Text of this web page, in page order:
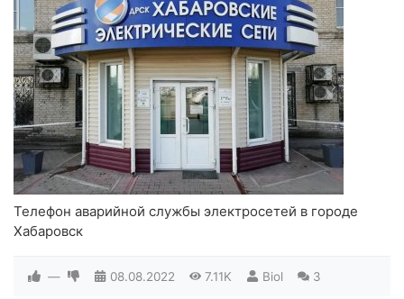
Телефон аварийной службы электросетей в городе
Хабаровск
— 08.08.2022 7.11K Biol 3